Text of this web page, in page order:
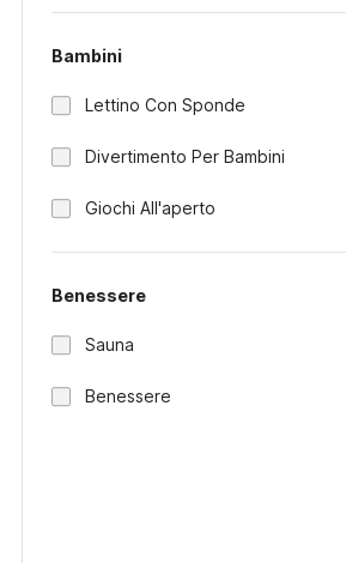
Bambini
Lettino Con Sponde
Divertimento Per Bambini
Giochi All'aperto
Benessere
Sauna
Benessere